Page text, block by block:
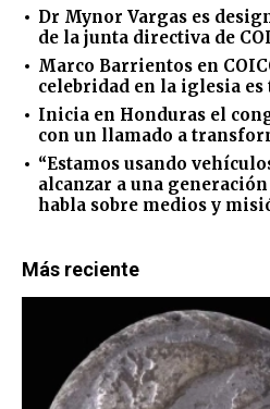
Dr Mynor Vargas es
de la junta directiva de
Marco Barrientos en
celebridad en la iglesia es
Inicia en Honduras el
con un llamado a
“Estamos usando
alcanzar a una
habla sobre medios y
Más reciente